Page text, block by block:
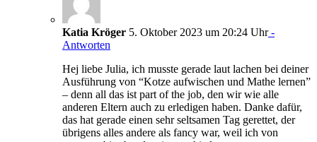
Katia Kröger 5. Oktober 2023 um 20:24 Uhr-
Antworten
Hej liebe Julia, ich musste gerade laut lachen bei deiner
Ausführung von “Kotze aufwischen und Mathe lernen”
– denn all das ist part of the job, den wir wie alle
anderen Eltern auch zu erledigen haben. Danke dafür,
das hat gerade einen sehr seltsamen Tag gerettet, der
übrigens alles andere als fancy war, weil ich von